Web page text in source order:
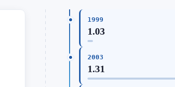
1999
1.03
2003
1.31